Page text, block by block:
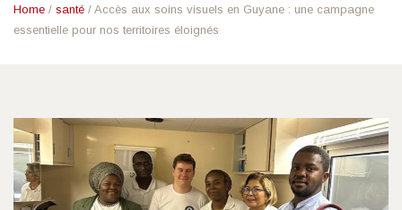
Home / santé / Accès aux soins visuels en Guyane : une campagne
essentielle pour nos territoires éloignés